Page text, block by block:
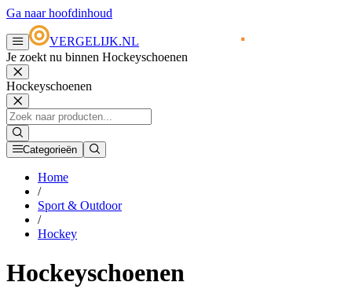
Ga naar hoofdinhoud
VERGELIJK.NL
Je zoekt nu binnen Hockeyschoenen
Hockeyschoenen
Categorieën
Home
/
Sport & Outdoor
/
Hockey
Hockeyschoenen